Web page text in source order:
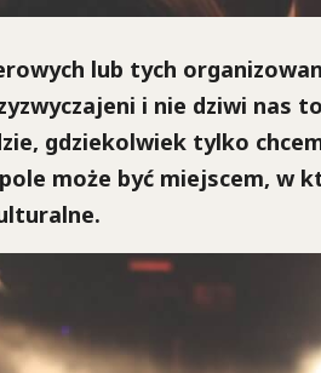
lub tych
i nie dziwi nas
gdziekolwiek tylko
może być miejscem, w